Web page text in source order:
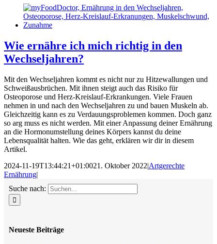
Wie ernähre ich mich richtig in den
Wechseljahren?
Mit den Wechseljahren kommt es nicht nur zu Hitzewallungen und
Schweißausbrüchen. Mit ihnen steigt auch das Risiko für
Osteoporose und Herz-Kreislauf-Erkrankungen. Viele Frauen
nehmen in und nach den Wechseljahren zu und bauen Muskeln ab.
Gleichzeitig kann es zu Verdauungsproblemen kommen. Doch ganz
so arg muss es nicht werden. Mit einer Anpassung deiner Ernährung
an die Hormonumstellung deines Körpers kannst du deine
Lebensqualität halten. Wie das geht, erklären wir dir in diesem
Artikel.
2024-11-19T13:44:21+01:0021. Oktober 2022|Artgerechte
Ernährung|
Suche nach:
Neueste Beiträge